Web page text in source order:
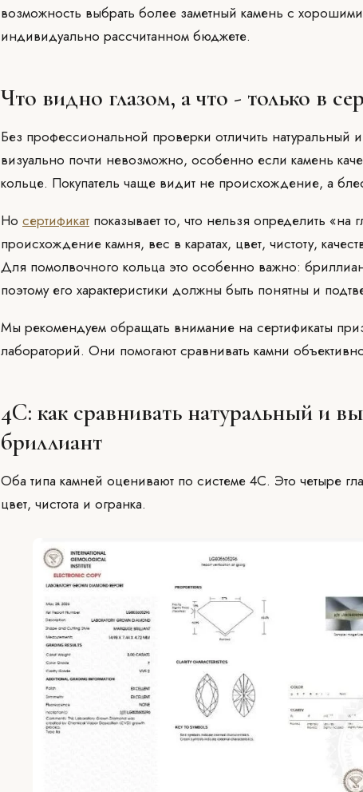
возможность выбрать более заметный камень с хорошими
индивидуально рассчитанном бюджете.
Что видно глазом, а что - только в
Без профессиональной проверки отличить
визуально почти невозможно, особенно если камень
кольце. Покупатель чаще видит не происхождение, а
Но сертификат показывает то, что нельзя определить «на
происхождение камня, вес в каратах, цвет, чистоту,
Для помолвочного кольца это особенно важно:
поэтому его характеристики должны быть понятны и
Мы рекомендуем обращать внимание на сертификаты
лабораторий. Они помогают сравнивать камни
4C: как сравнивать натуральный и
бриллиант
Оба типа камней оценивают по системе 4C. Это четыре
цвет, чистота и огранка.